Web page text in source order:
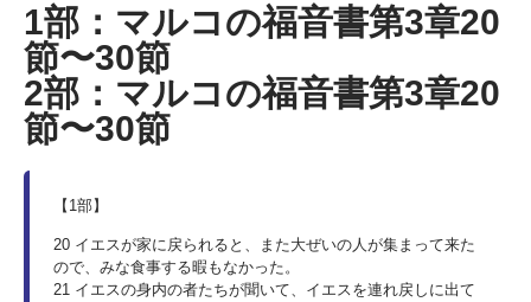
1部：マルコの福音書第3章20
節〜30節
2部：マルコの福音書第3章20
節〜30節
【1部】
20 イエスが家に戻られると、また大ぜいの人が集まって来た
ので、みな食事する暇もなかった。
21 イエスの身内の者たちが聞いて、イエスを連れ戻しに出て